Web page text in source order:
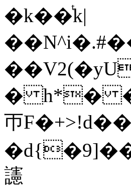
�k��ͭk|
�h*�
帀
䜢